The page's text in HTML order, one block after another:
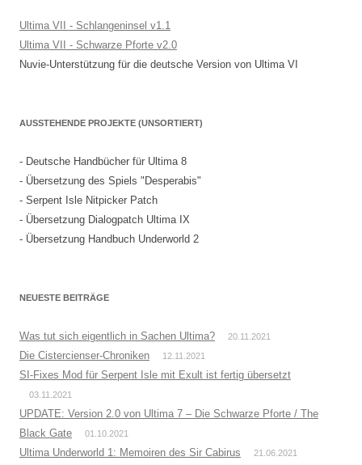
Ultima VII - Schlangeninsel v1.1
Ultima VII - Schwarze Pforte v2.0
Nuvie-Unterstützung für die deutsche Version von Ultima VI
AUSSTEHENDE PROJEKTE (UNSORTIERT)
- Deutsche Handbücher für Ultima 8
- Übersetzung des Spiels "Desperabis"
- Serpent Isle Nitpicker Patch
- Übersetzung Dialogpatch Ultima IX
- Übersetzung Handbuch Underworld 2
NEUESTE BEITRÄGE
Was tut sich eigentlich in Sachen Ultima? 20.11.2021
Die Cistercienser-Chroniken 12.11.2021
SI-Fixes Mod für Serpent Isle mit Exult ist fertig übersetzt
03.11.2021
UPDATE: Version 2.0 von Ultima 7 – Die Schwarze Pforte / The
Black Gate
01.10.2021
Ultima Underworld 1: Memoiren des Sir Cabirus 21.06.2021